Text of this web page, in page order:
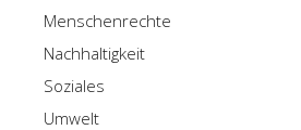
Menschenrechte
Nachhaltigkeit
Soziales
Umwelt